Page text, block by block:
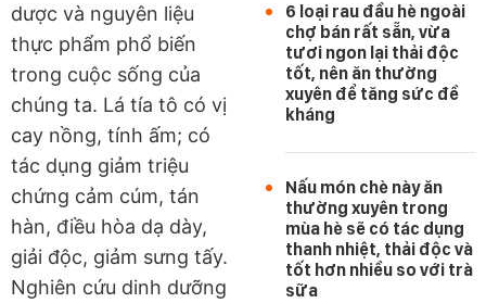
6 loại rau đầu hè ngoài
chợ bán rất sẵn, vừa
tươi ngon lại thải độc
tốt, nên ăn thường
xuyên để tăng sức đề
kháng
Nấu món chè này ăn
thường xuyên trong
mùa hè sẽ có tác dụng
thanh nhiệt, thải độc và
tốt hơn nhiều so với trà
sữa
dược và nguyên liệu
thực phẩm phổ biến
trong cuộc sống của
chúng ta. Lá tía tô có vị
cay nồng, tính ấm; có
tác dụng giảm triệu
chứng cảm cúm, tán
hàn, điều hòa dạ dày,
giải độc, giảm sưng tấy.
Nghiên cứu dinh dưỡng